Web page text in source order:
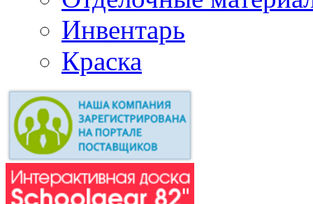
Инвентарь
Краска